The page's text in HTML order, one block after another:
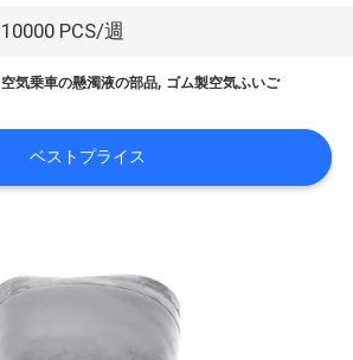
10000 PCS/週
空気乗車の懸濁液の部品, ゴム製空気ふいご
ベストプライス